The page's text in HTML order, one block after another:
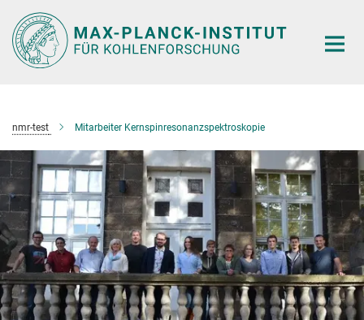
Hauptinhalt
nmr-test Mitarbeiter Kernspinresonanzspektroskopie